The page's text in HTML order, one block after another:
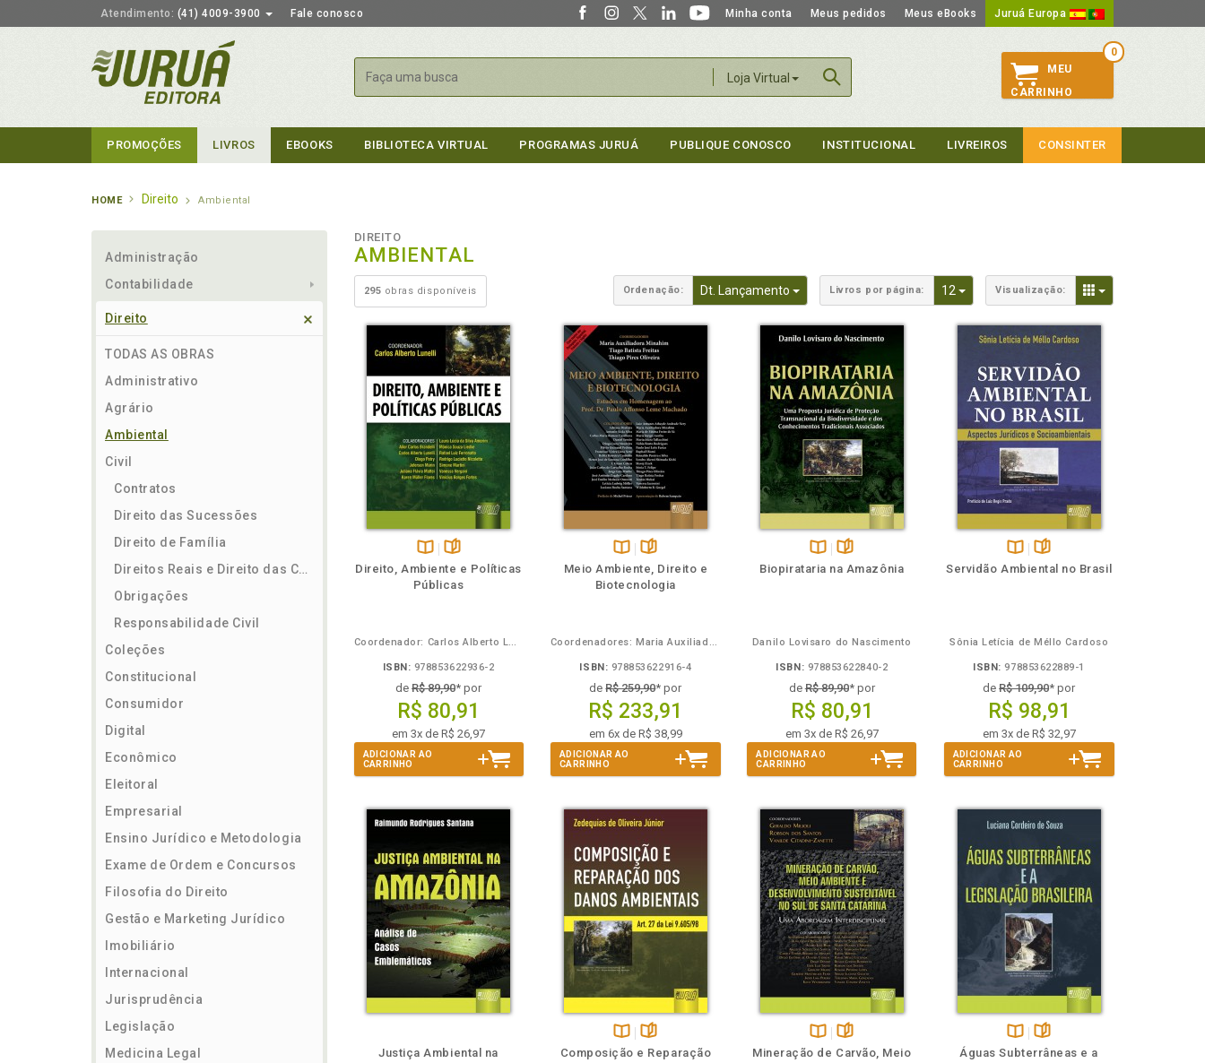
Atendimento: (41) 4009-3900 Fale conosco Minha conta Meus pedidos Meus eBooks Juruá Europa
Loja Virtual
Buscar
0
MEU
CARRINHO
PROMOÇÕES LIVROS EBOOKS BIBLIOTECA VIRTUAL PROGRAMAS JURUÁ PUBLIQUE CONOSCO INSTITUCIONAL LIVREIROS CONSINTER
HOME Direito Ambiental
Administração
Contabilidade
Direito
TODAS AS OBRAS
Administrativo
Agrário
Ambiental
Civil
Contratos
Direito das Sucessões
Direito de Família
Direitos Reais e Direito das Coisas
Obrigações
Responsabilidade Civil
Coleções
Constitucional
Consumidor
Digital
Econômico
Eleitoral
Empresarial
Ensino Jurídico e Metodologia
Exame de Ordem e Concursos
Filosofia do Direito
Gestão e Marketing Jurídico
Imobiliário
Internacional
Jurisprudência
Legislação
Medicina Legal
DIREITO
AMBIENTAL
295 obras disponíveis Ordenação: Dt. Lançamento Toggle Dropdown
Livros por página: 12 Toggle Dropdown
Visualização: Toggle Dropdown
Disponível
na
páginas
Direito, Ambiente e Políticas
Públicas
Coordenador: Carlos Alberto Lunelli
ISBN: 978853622936-2
de R$ 89,90* por
R$ 80,91
em 3x de R$ 26,97
ADICIONAR AO
CARRINHO
Também
Disponível
na
Folheie
páginas
Meio Ambiente, Direito e
Biotecnologia
Coordenadores: Maria Auxiliadora Minahim, Tiago Batista Freitas e Thiago Pires Oliveira
ISBN: 978853622916-4
deR$ 259,90* por
R$ 233,91
em 6x de R$ 38,99
ADICIONAR AO
CARRINHO
Disponível
páginas
Biopirataria na Amazônia
Danilo Lovisaro do Nascimento
ISBN: 978853622840-2
deR$ 89,90* por
R$ 80,91
em 3x de R$ 26,97
ADICIONAR AO
CARRINHO
Disponível
páginas
Servidão Ambiental no Brasil
Sônia Letícia de Méllo Cardoso
ISBN: 978853622889-1
deR$ 109,90* por
R$ 98,91
em 3x de R$ 32,97
ADICIONAR AO
CARRINHO
Justiça Ambiental na
Também
Disponível
páginas
Composição e Reparação
Disponível
páginas
Mineração de Carvão, Meio
Disponível
páginas
Águas Subterrâneas e a